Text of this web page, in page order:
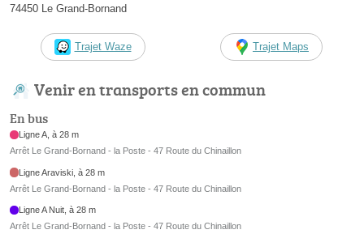
74450 Le Grand-Bornand
Trajet Waze Trajet Maps
Venir en transports en commun
En bus
Ligne A, à 28 m
Arrêt Le Grand-Bornand - la Poste - 47 Route du Chinaillon
Ligne Araviski, à 28 m
Arrêt Le Grand-Bornand - la Poste - 47 Route du Chinaillon
Ligne A Nuit, à 28 m
Arrêt Le Grand-Bornand - la Poste - 47 Route du Chinaillon